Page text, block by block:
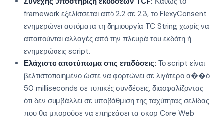
framework εξελίσσεται από 2.2 σε 2.3, το FlexyConsent
ενημερώνει αυτόματα τη δημιουργία TC String χωρίς να
απαιτούνται αλλαγές από την πλευρά του εκδότη ή
ενημερώσεις script.
Ελάχιστο αποτύπωμα στις επιδόσεις: Το script είναι
βελτιστοποιημένο ώστε να φορτώνει σε λιγότερο α��ό
50 milliseconds σε τυπικές συνδέσεις, διασφαλίζοντας
ότι δεν συμβάλλει σε υποβάθμιση της ταχύτητας σελίδας
που θα μπορούσε να επηρεάσει τα σκορ Core Web